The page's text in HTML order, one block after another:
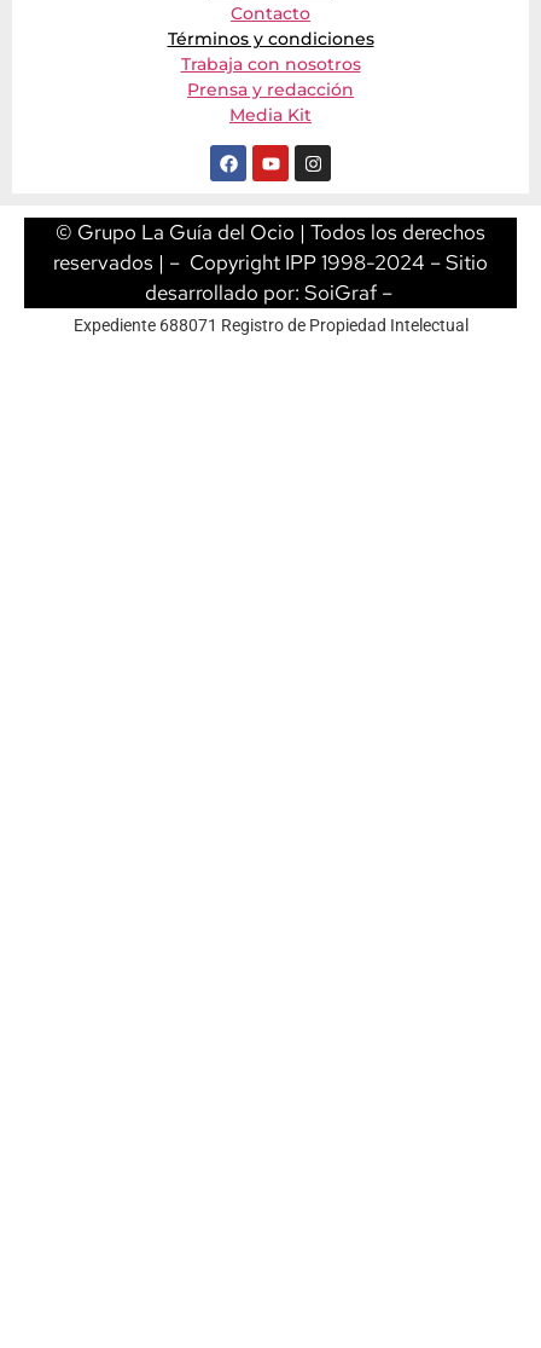
Contacto
Términos y condiciones
Trabaja con nosotros
Prensa y redacción
Media Kit
© Grupo La Guía del Ocio | Todos los derechos
reservados | – Copyright IPP 1998-2024 – Sitio
desarrollado por: SoiGraf–
Expediente 688071 Registro de Propiedad Intelectual